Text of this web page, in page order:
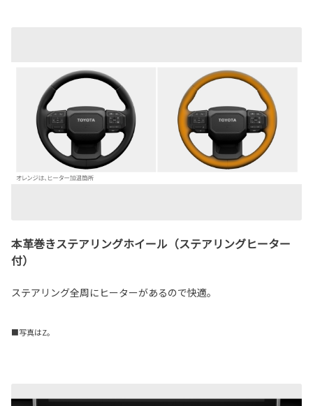
本革巻きステアリングホイール（ステアリングヒーター
付）
ステアリング全周にヒーターがあるので快適。
■写真はZ。